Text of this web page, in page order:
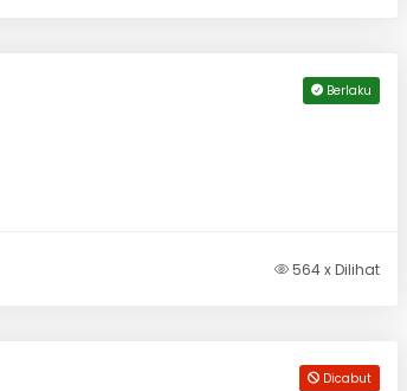
Berlaku
564 x Dilihat
Dicabut